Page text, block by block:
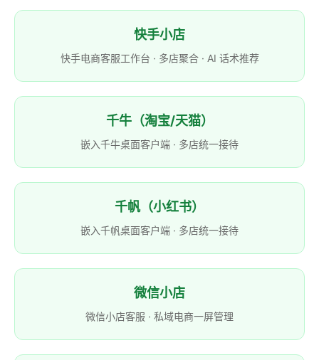
快手小店
快手电商客服工作台 · 多店聚合 · AI 话术推荐
千牛（淘宝/天猫）
嵌入千牛桌面客户端 · 多店统一接待
千帆（小红书）
嵌入千帆桌面客户端 · 多店统一接待
微信小店
微信小店客服 · 私域电商一屏管理